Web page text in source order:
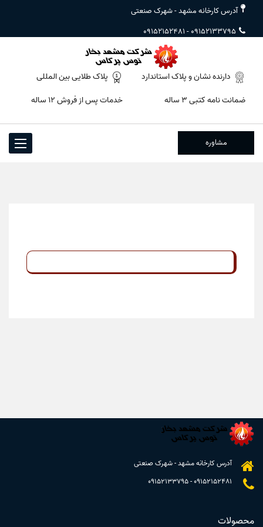
آدرس کارخانه مشهد - شهرک صنعتی
09152133795
-
09152152481
دارنده نشان و پلاک استاندارد
ضمانت نامه کتبی ۳ ساله
پلاک طلایی بین المللی
خدمات پس از فروش ۱۲ ساله
Toggle
مشاوره
آدرس کارخانه مشهد - شهرک صنعتی
09152152481
-
09152133795
محصولات